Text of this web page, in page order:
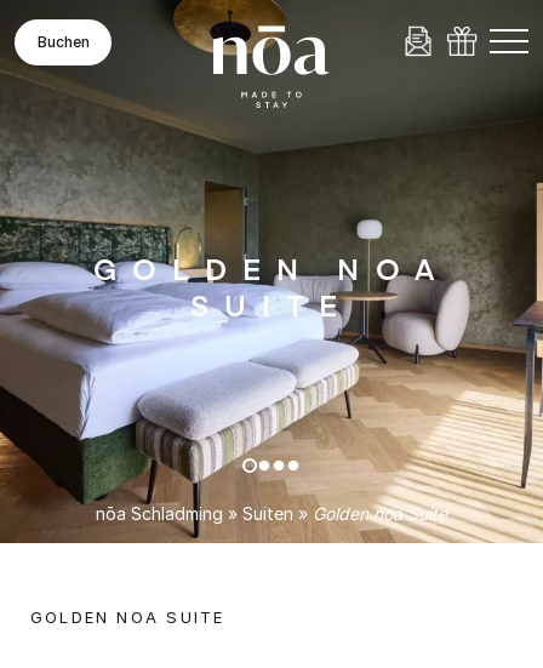
Buchen
GOLDEN NOA
SUITE
nōa Schladming » Suiten » Golden noa Suite
GOLDEN NOA SUITE